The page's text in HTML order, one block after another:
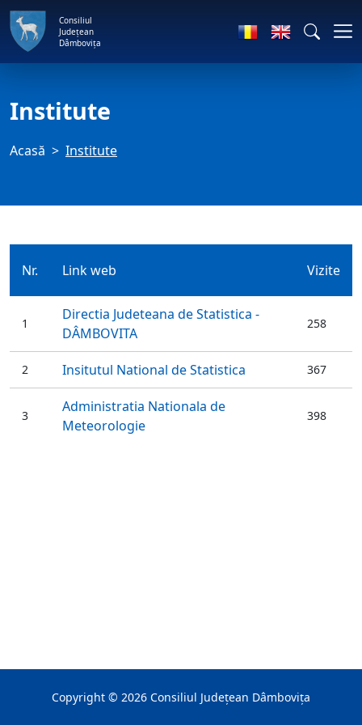
Consiliul
Județean
Dâmbovița
Institute
Acasă Institute
Nr. Link web Vizite
1
Directia Judeteana de Statistica -
DÂMBOVITA
258
2 Insitutul National de Statistica 367
3
Administratia Nationala de
Meteorologie
398
Copyright © 2026 Consiliul Judeţean Dâmboviţa